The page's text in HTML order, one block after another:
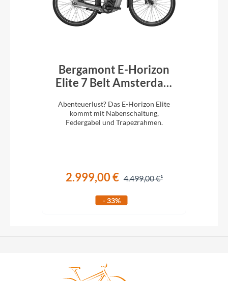
Bergamont E-Horizon
Elite 7 Belt Amsterdam
mortar grey
Abenteuerlust? Das E-Horizon Elite
kommt mit Nabenschaltung,
Federgabel und Trapezrahmen.
2.999,00 € 4.499,00 €
- 33%